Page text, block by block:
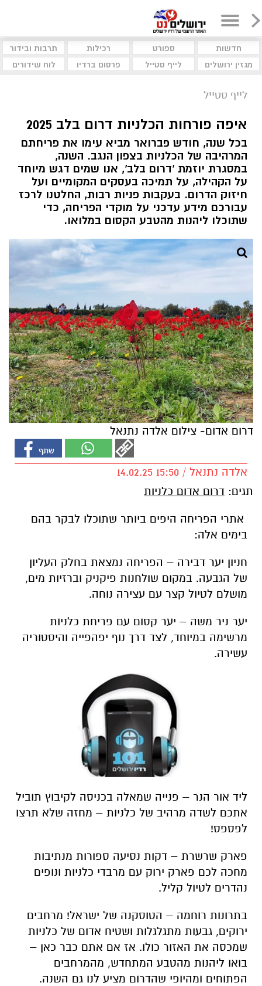
חדשות ספורט רכילות
תרבות ובידור
מגזין ירושלים
לייף סטייל פרסום ברדיו לוח שידורים
לייף סטייל
איפה פורחות הכלניות דרום בלב 2025
בכל שנה, חודש פברואר מביא עימו את פריחתם
המרהיבה של הכלניות בצפון הנגב. השנה,
במסגרת יוזמת 'דרום בלב', אנו שמים דגש מיוחד
על הקהילה, על תמיכה בעסקים המקומיים ועל
חיזוק הדרום. בעקבות פניות רבות, החלטנו לרכז
עבורכם מידע עדכני על מוקדי הפריחה, כדי
שתוכלו ליהנות מהטבע הקסום במלואו.
דרום אדום- צילום אלדה נתנאל
אלדה נתנאל / 15:50 14.02.25
תגים: דרום אדום כלניות
אתרי הפריחה היפים ביותר שתוכלו לבקר בהם
בימים אלה:
חניון יער דבירה – הפריחה נמצאת בחלק העליון
של הגבעה. במקום שולחנות פיקניק וברזיות מים,
מושלם לטיול קצר עם עצירה נוחה.
יער ניר משה – יער קסום עם פריחת כלניות
מרשימה במיוחד, לצד דרך נוף יפהפייה והיסטוריה
עשירה.
ליד אור הנר – פנייה שמאלה בכניסה לקיבוץ תוביל
אתכם לשדה מרהיב של כלניות – מחזה שלא תרצו
לפספס!
פארק שרשרת – דקות נסיעה ספורות מנתיבות
מחכה לכם פארק ירוק עם מרבדי כלניות ונופים
נהדרים לטיול קליל.
בתרונות רוחמה – הטוסקנה של ישראל! מרחבים
ירוקים, גבעות מתגלגלות ושטיח אדום של כלניות
שמכסה את האזור כולו. אז אם אתם כבר כאן –
בואו ליהנות מהטבע המתחדש, מהמרחבים
הפתוחים ומהיופי שהדרום מציע לנו גם השנה.